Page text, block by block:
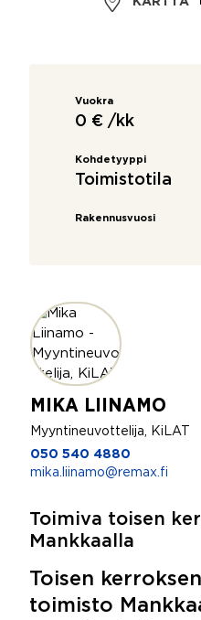
Vuokra
0 € /kk
Kohdetyyppi
Toimistotila
Rakennusvuosi
MIKA LIINAMO
Myyntineuvottelija, KiLAT
050 540 4880
mika.liinamo@remax.fi
Toimiva toisen
Mankkaalla
Toisen
toimisto